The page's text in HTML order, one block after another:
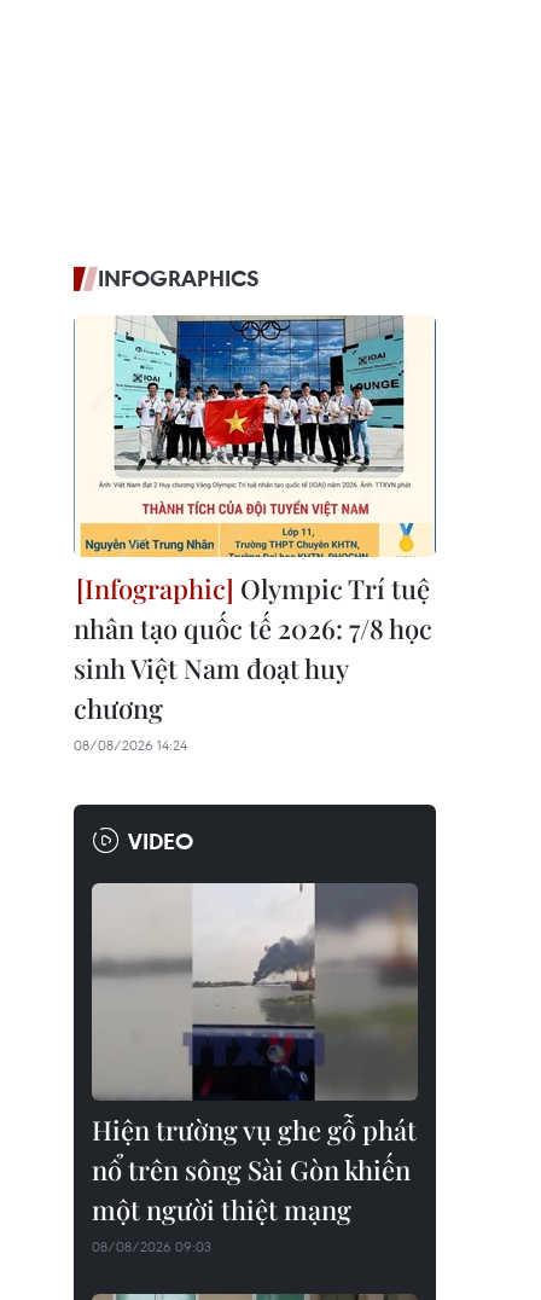
INFOGRAPHICS
Olympic Trí tuệ
nhân tạo quốc tế 2026: 7/8 học
sinh Việt Nam đoạt huy
chương
08/08/2026 14:24
VIDEO
Hiện trường vụ ghe gỗ phát
nổ trên sông Sài Gòn khiến
một người thiệt mạng
08/08/2026 09:03